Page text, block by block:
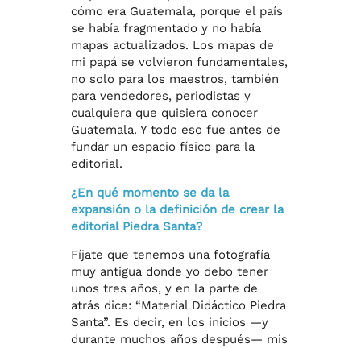
cómo era Guatemala, porque el país
se había fragmentado y no había
mapas actualizados. Los mapas de
mi papá se volvieron fundamentales,
no solo para los maestros, también
para vendedores, periodistas y
cualquiera que quisiera conocer
Guatemala. Y todo eso fue antes de
fundar un espacio físico para la
editorial.
¿En qué momento se da la
expansión o la definición de crear la
editorial Piedra Santa?
Fíjate que tenemos una fotografía
muy antigua donde yo debo tener
unos tres años, y en la parte de
atrás dice: “Material Didáctico Piedra
Santa”. Es decir, en los inicios —y
durante muchos años después— mis